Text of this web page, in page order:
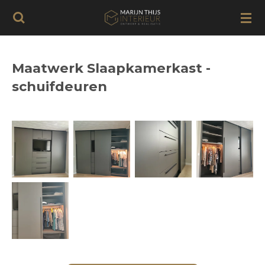
Ga
de
hoofdinhoud
Maatwerk Slaapkamerkast -
schuifdeuren